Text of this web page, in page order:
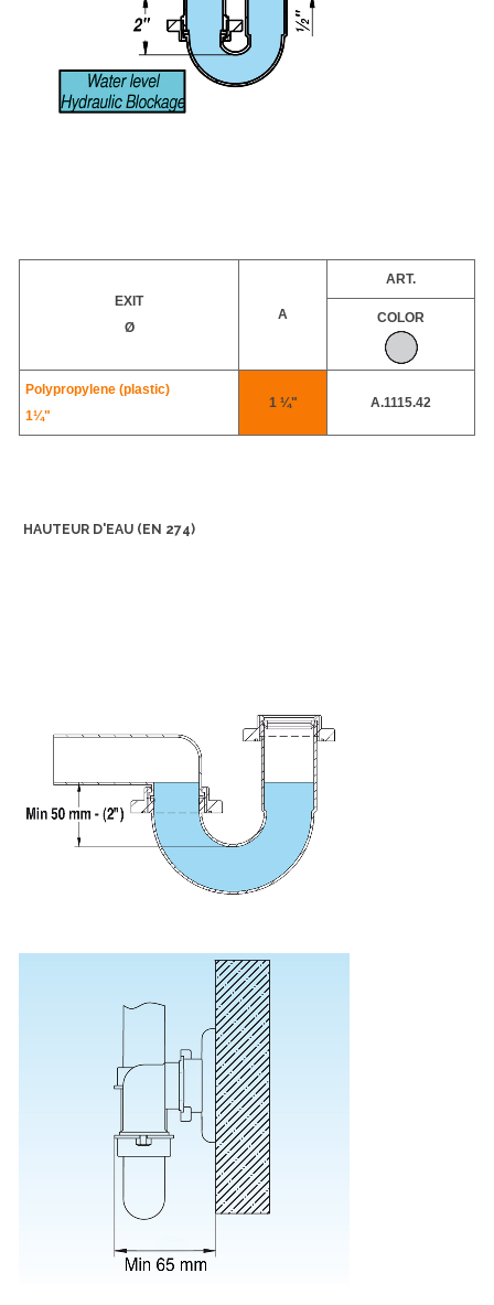
EXIT
Ø
A
ART.
COLOR
Polypropylene (plastic)
1¼"
1 ¼" A.1115.42
HAUTEUR D'EAU (EN 274)